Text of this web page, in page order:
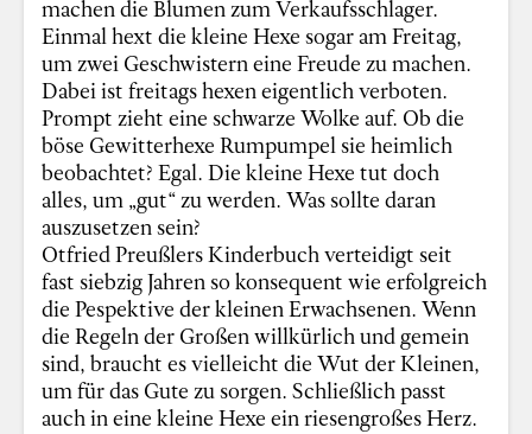
machen die Blumen zum Verkaufsschlager.
Einmal hext die kleine Hexe sogar am Freitag,
um zwei Geschwistern eine Freude zu machen.
Dabei ist freitags hexen eigentlich verboten.
Prompt zieht eine schwarze Wolke auf. Ob die
böse Gewitterhexe Rumpumpel sie heimlich
beobachtet? Egal. Die kleine Hexe tut doch
alles, um „gut“ zu werden. Was sollte daran
auszusetzen sein?
Otfried Preußlers Kinderbuch verteidigt seit
fast siebzig Jahren so konsequent wie erfolgreich
die Pespektive der kleinen Erwachsenen. Wenn
die Regeln der Großen willkürlich und gemein
sind, braucht es vielleicht die Wut der Kleinen,
um für das Gute zu sorgen. Schließlich passt
auch in eine kleine Hexe ein riesengroßes Herz.